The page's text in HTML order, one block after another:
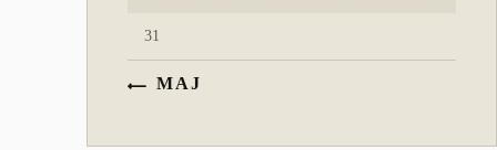
31
« MAJ